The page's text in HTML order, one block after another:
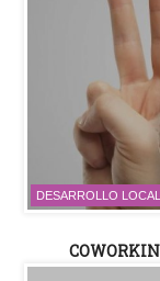
DESARROLLO LOCAL